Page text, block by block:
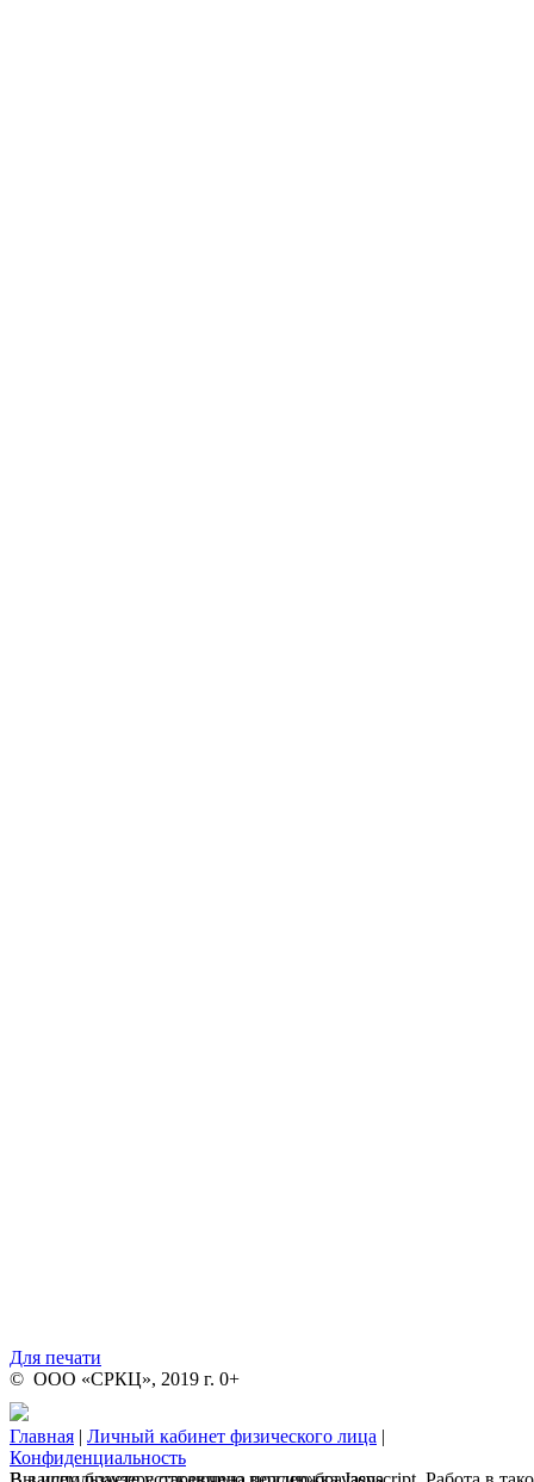
Для печати
© ООО «СРКЦ», 2019 г. 0+
Главная | Личный кабинет физического лица |
Конфиденциальность